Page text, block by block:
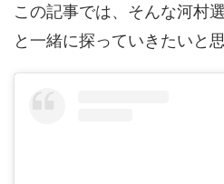
この記事では、そんな河村
と一緒に探っていきたいと